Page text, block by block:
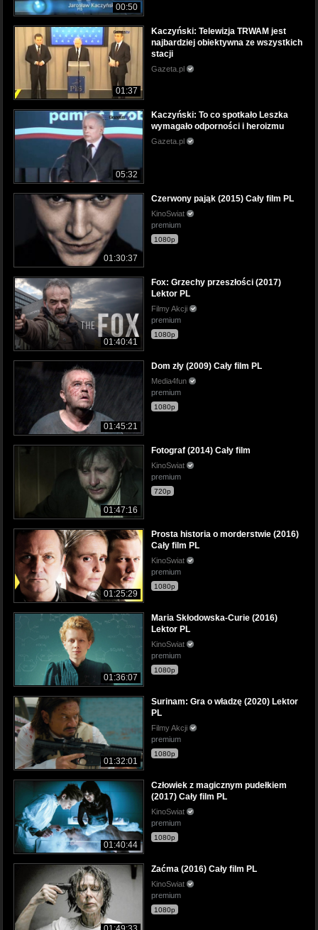
00:50
01:37
Kaczyński: Telewizja TRWAM jest
najbardziej obiektywna ze wszystkich
stacji
Gazeta.pl
05:32
Kaczyński: To co spotkało Leszka
wymagało odporności i heroizmu
Gazeta.pl
01:30:37
Czerwony pająk (2015) Cały film PL
KinoSwiat
premium
1080p
01:40:41
Fox: Grzechy przeszłości (2017)
Lektor PL
Filmy Akcji
premium
1080p
01:45:21
Dom zły (2009) Cały film PL
Media4fun
premium
1080p
01:47:16
Fotograf (2014) Cały film
KinoSwiat
premium
720p
01:25:29
Prosta historia o morderstwie (2016)
Cały film PL
KinoSwiat
premium
1080p
01:36:07
Maria Skłodowska-Curie (2016)
Lektor PL
KinoSwiat
premium
1080p
01:32:01
Surinam: Gra o władzę (2020) Lektor
PL
Filmy Akcji
premium
1080p
01:40:44
Człowiek z magicznym pudełkiem
(2017) Cały film PL
KinoSwiat
premium
1080p
Zaćma (2016) Cały film PL
KinoSwiat
premium
1080p